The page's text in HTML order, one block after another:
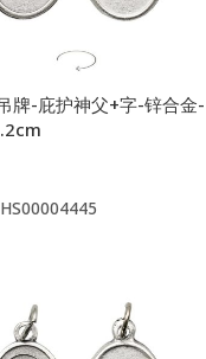
牌-庇护神父+字-锌合金-
HS00004445